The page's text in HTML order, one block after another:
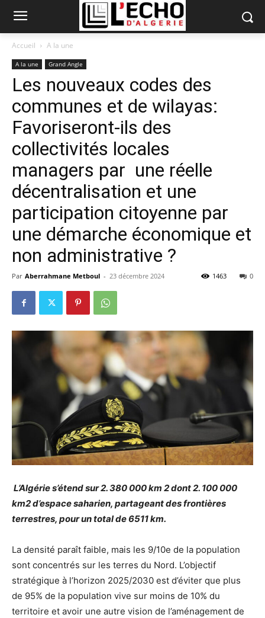
Accueil A la une
A la une Grand Angle
Les nouveaux codes des
communes et de wilayas:
Favoriseront-ils des
collectivités locales
managers par une réelle
décentralisation et une
participation citoyenne par
une démarche économique et
non administrative ?
Par Aberrahmane Metboul - 23 décembre 2024 0
1463
L’Algérie s’étend sur 2. 380 000 km 2 dont 2. 100 000
km2 d’espace saharien, partageant des frontières
terrestres, pour un total de 6511 km.
La densité paraît faible, mais les 9/10e de la population
sont concentrés sur les terres du Nord. L’objectif
stratégique à l’horizon 2025/2030 est d’éviter que plus
de 95% de la population vive sur moins de 10% du
territoire et avoir une autre vision de l’aménagement de